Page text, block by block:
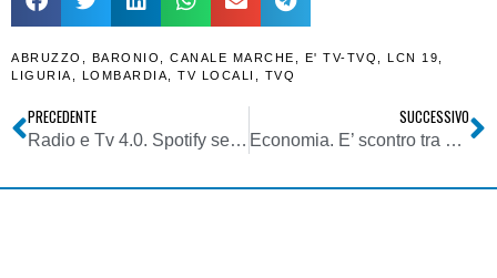
ABRUZZO BARONIO CANALE MARCHE E' TV-TVQ LCN 19
LIGURIA
LOMBARDIA TV LOCALI TVQ
PRECEDENTE
Radio e Tv 4.0. Spotify segue passo passo l’evoluzione radiofonica. Ora infatti sta pensando all’area Visual
SUCCESSIVO
Economia. E’ scontro tra Confindustria e Governo sui rimborsi dell’addizionale provinciale accisa energia elettrica 2010-2012